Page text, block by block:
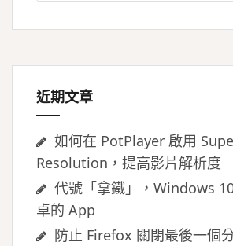
鍵
近期文章
如何在 PotPlayer 啟用
Resolution，提高影片解析度
代號「拿鐵」，Windows
卓的 App
防止 Firefox 關閉最後一個